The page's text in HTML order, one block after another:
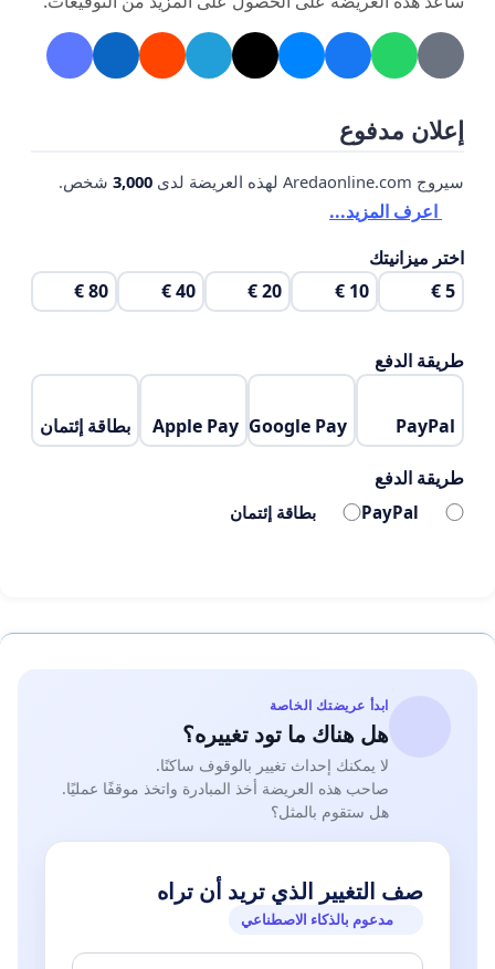
إعلان مدفوع
سيروج Aredaonline.com لهذه العريضة لدى 3,000 شخص.
اعرف المزيد...
اختر ميزانيتك
5 €
10 €
20 €
40 €
80 €
طريقة الدفع
PayPal
Google Pay
Apple Pay بطاقة إئتمان
طريقة الدفع
PayPal بطاقة إئتمان
ابدأ عريضتك الخاصة
هل هناك ما تود تغييره؟
لا يمكنك إحداث تغيير بالوقوف ساكنًا.
صاحب هذه العريضة أخذ المبادرة واتخذ موقفًا عمليًا.
هل ستقوم بالمثل؟
صف التغيير الذي تريد أن تراه
مدعوم بالذكاء الاصطناعي